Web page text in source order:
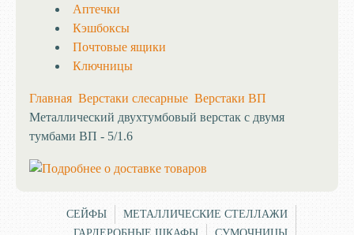
Аптечки
Кэшбоксы
Почтовые ящики
Ключницы
Главная Верстаки слесарные Верстаки ВП
Металлический двухтумбовый верстак с двумя
тумбами ВП - 5/1.6
СЕЙФЫ
МЕТАЛЛИЧЕСКИЕ СТЕЛЛАЖИ